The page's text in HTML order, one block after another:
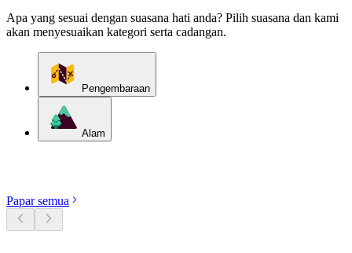
Apa yang sesuai dengan suasana hati anda? Pilih suasana dan kami
akan menyesuaikan kategori serta cadangan.
Pengembaraan
Alam
Papar semua